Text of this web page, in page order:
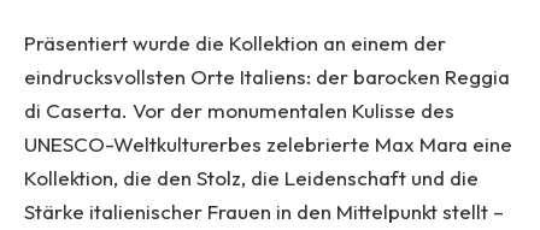
Präsentiert wurde die Kollektion an einem der
eindrucksvollsten Orte Italiens: der barocken Reggia
di Caserta. Vor der monumentalen Kulisse des
UNESCO-Weltkulturerbes zelebrierte Max Mara eine
Kollektion, die den Stolz, die Leidenschaft und die
Stärke italienischer Frauen in den Mittelpunkt stellt –